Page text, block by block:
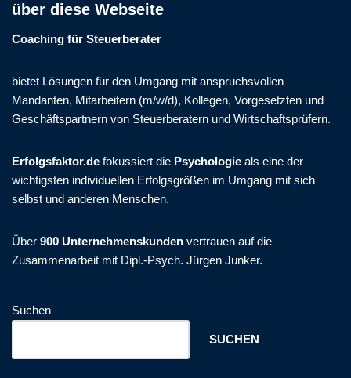
über diese Webseite
Coaching für Steuerberater
bietet Lösungen für den Umgang mit anspruchsvollen
Mandanten, Mitarbeitern (m/w/d), Kollegen, Vorgesetzten und
Geschäftspartnern von Steuerberatern und Wirtschaftsprüfern.
Erfolgsfaktor.de fokussiert die Psychologie als eine der
wichtigsten individuellen Erfolgsgrößen im Umgang mit sich
selbst und anderen Menschen.
Über 900 Unternehmenskunden vertrauen auf die
Zusammenarbeit mit Dipl.-Psych. Jürgen Junker.
Suchen
SUCHEN